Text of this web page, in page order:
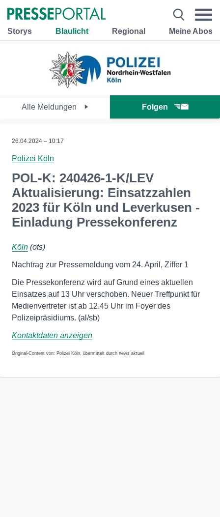
Storys Blaulicht Regional Meine Abos
Alle Meldungen Folgen
26.04.2024 – 10:17
Polizei Köln
POL-K: 240426-1-K/LEV
Aktualisierung: Einsatzzahlen
2023 für Köln und Leverkusen -
Einladung Pressekonferenz
Köln (ots)
Nachtrag zur Pressemeldung vom 24. April, Ziffer 1
Die Pressekonferenz wird auf Grund eines aktuellen
Einsatzes auf 13 Uhr verschoben. Neuer Treffpunkt für
Medienvertreter ist ab 12.45 Uhr im Foyer des
Polizeipräsidiums. (al/sb)
Kontaktdaten anzeigen
Original-Content von: Polizei Köln, übermittelt durch news aktuell